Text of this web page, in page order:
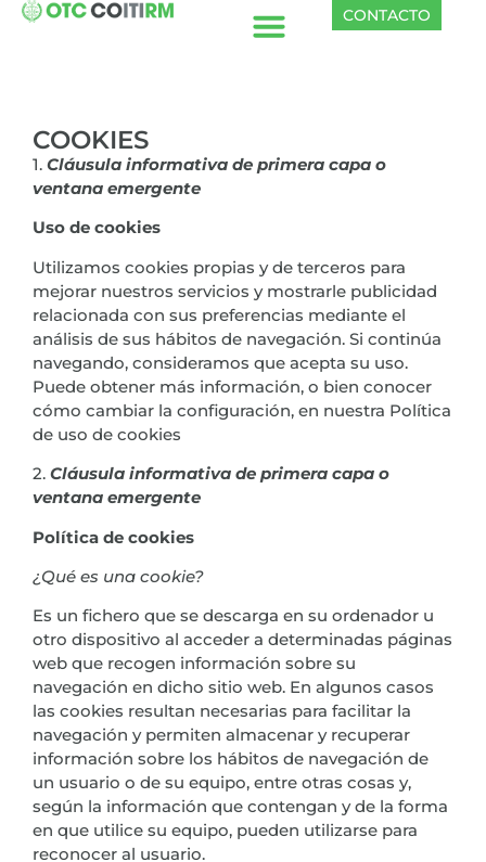
CONTACTO
COOKIES
1. Cláusula informativa de primera capa o
ventana emergente
Uso de cookies
Utilizamos cookies propias y de terceros para
mejorar nuestros servicios y mostrarle publicidad
relacionada con sus preferencias mediante el
análisis de sus hábitos de navegación. Si continúa
navegando, consideramos que acepta su uso.
Puede obtener más información, o bien conocer
cómo cambiar la configuración, en nuestra Política
de uso de cookies
2. Cláusula informativa de primera capa o
ventana emergente
Política de cookies
¿Qué es una cookie?
Es un fichero que se descarga en su ordenador u
otro dispositivo al acceder a determinadas páginas
web que recogen información sobre su
navegación en dicho sitio web. En algunos casos
las cookies resultan necesarias para facilitar la
navegación y permiten almacenar y recuperar
información sobre los hábitos de navegación de
un usuario o de su equipo, entre otras cosas y,
según la información que contengan y de la forma
en que utilice su equipo, pueden utilizarse para
reconocer al usuario.